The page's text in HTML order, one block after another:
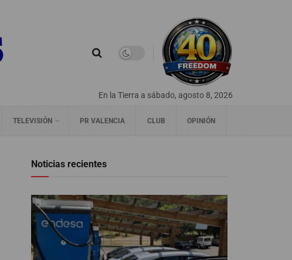
En la Tierra a sábado, agosto 8, 2026
TELEVISIÓN PR VALENCIA CLUB OPINIÓN
Noticias recientes